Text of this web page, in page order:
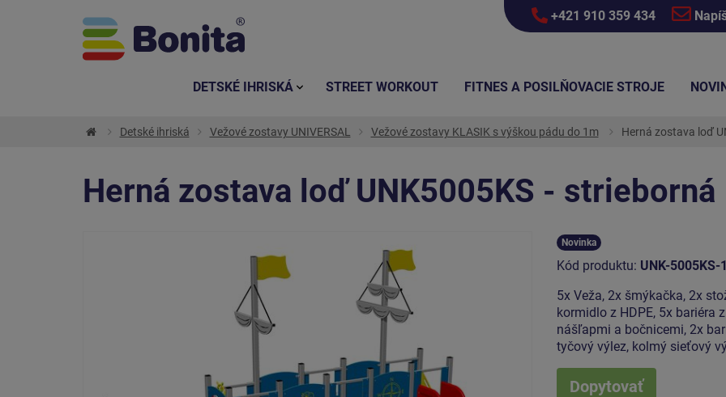
+421 910 359 434
Detské ihriská Vežové zostavy UNIVERSAL Vežové zostavy KLASIK s výškou pádu do 1m Herná zostava loď
Herná zostava loď UNK5005KS - strieborná
Novinka
Kód produktu: UNK-5005KS-
5x Veža, 2x šmýkačka, 2x
kormidlo z HDPE, 5x bariéra
nášľapmi a bočnicemi, 2x
tyčový výlez, kolmý sieťový
Dopytovať
DETSKÉ IHRISKÁ STREET WORKOUT FITNES A POSILŇOVACIE STROJE